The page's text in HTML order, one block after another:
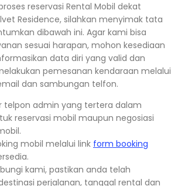
reservasi Rental Mobil dekat
Residence, silahkan menyimak tata
dibawah ini. Agar kami bisa
sesuai harapan, mohon kesediaan
data diri yang valid dan
pemesanan kendaraan melalui
dan sambungan telfon.
telpon admin yang tertera dalam
reservasi mobil maupun negosiasi
mobil melalui link form booking
kami, pastikan anda telah
perjalanan, tanggal rental dan